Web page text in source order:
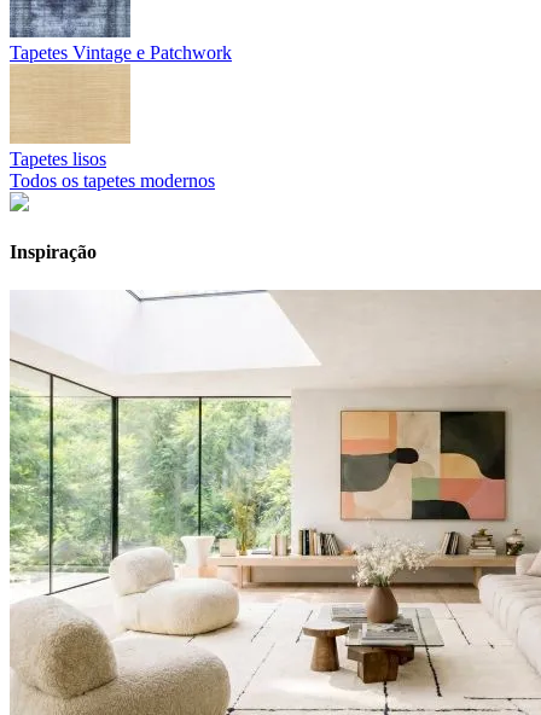
Tapetes Vintage e Patchwork
Tapetes lisos
Todos os tapetes modernos
Inspiração